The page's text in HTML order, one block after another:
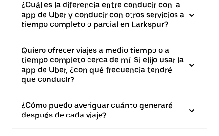
¿Cuál es la diferencia entre conducir con la
app de Uber y conducir con otros servicios a
tiempo completo o parcial en Larkspur?
Quiero ofrecer viajes a medio tiempo o a
tiempo completo cerca de mí. Si elijo usar la
app de Uber, ¿con qué frecuencia tendré
que conducir?
¿Cómo puedo averiguar cuánto generaré
después de cada viaje?